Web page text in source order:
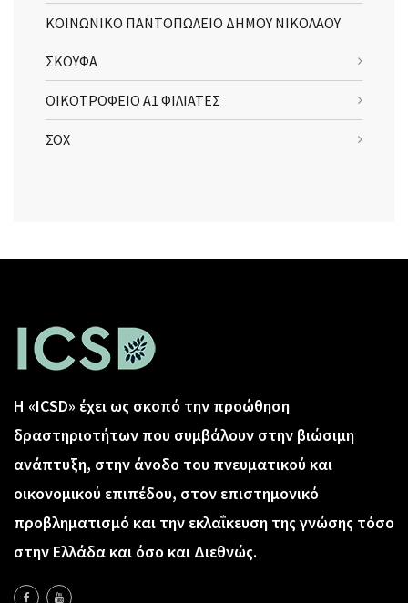
ΚΟΙΝΩΝΙΚΟ ΠΑΝΤΟΠΩΛΕΙΟ ΔΗΜΟΥ ΝΙΚΟΛΑΟΥ
ΣΚΟΥΦΑ
ΟΙΚΟΤΡΟΦΕΙΟ Α1 ΦΙΛΙΑΤΕΣ
ΣΟΧ
Η «ICSD» έχει ως σκοπό την προώθηση
δραστηριοτήτων που συμβάλουν στην βιώσιμη
ανάπτυξη, στην άνοδο του πνευματικού και
οικονομικού επιπέδου, στον επιστημονικό
προβληματισμό και την εκλαΐκευση της γνώσης τόσο
στην Ελλάδα και όσο και Διεθνώς.